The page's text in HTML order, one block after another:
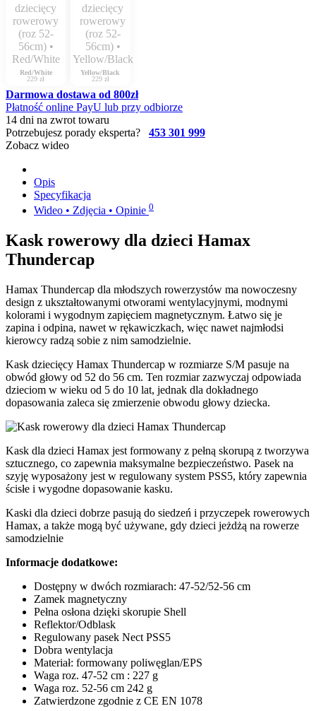
Red/White
229 zł
Yellow/Black
229 zł
Darmowa dostawa od 800zł
Płatność online PayU lub przy odbiorze
14 dni na zwrot towaru
Potrzebujesz porady eksperta? 453 301 999
Zobacz wideo
Opis
Specyfikacja
Wideo • Zdjęcia • Opinie 0
Kask rowerowy dla dzieci Hamax
Thundercap
Hamax Thundercap dla młodszych rowerzystów ma nowoczesny
design z ukształtowanymi otworami wentylacyjnymi, modnymi
kolorami i wygodnym zapięciem magnetycznym. Łatwo się je
zapina i odpina, nawet w rękawiczkach, więc nawet najmłodsi
kierowcy radzą sobie z nim samodzielnie.
Kask dziecięcy Hamax Thundercap w rozmiarze S/M pasuje na
obwód głowy od 52 do 56 cm. Ten rozmiar zazwyczaj odpowiada
dzieciom w wieku od 5 do 10 lat, jednak dla dokładnego
dopasowania zaleca się zmierzenie obwodu głowy dziecka.
Kask dla dzieci Hamax jest formowany z pełną skorupą z tworzywa
sztucznego, co zapewnia maksymalne bezpieczeństwo. Pasek na
szyję wyposażony jest w regulowany system PSS5, który zapewnia
ścisłe i wygodne dopasowanie kasku.
Kaski dla dzieci dobrze pasują do siedzeń i przyczepek rowerowych
Hamax, a także mogą być używane, gdy dzieci jeżdżą na rowerze
samodzielnie
Informacje dodatkowe:
Dostępny w dwóch rozmiarach: 47-52/52-56 cm
Zamek magnetyczny
Pełna osłona dzięki skorupie Shell
Reflektor/Odblask
Regulowany pasek Nect PSS5
Dobra wentylacja
Materiał: formowany poliwęglan/EPS
Waga roz. 47-52 cm : 227 g
Waga roz. 52-56 cm 242 g
Zatwierdzone zgodnie z CE EN 1078